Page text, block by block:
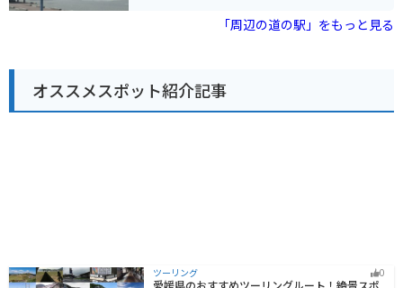
は、ハイキングコースやキャンプ場など、自然を楽しむ
スポットがたくさんあります。 特に、山頂付近にある
ィングロードは、ツーリングにもおすすめです。 お土産
には、地元産の新鮮な野菜や果物、ワインなどが人気で
す。
「周辺の道の駅」をもっと見る
オススメスポット紹介記事
ツーリング 0